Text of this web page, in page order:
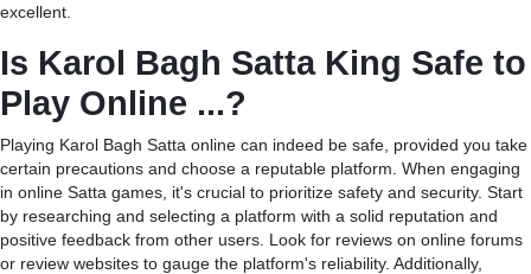
excellent.
Is Karol Bagh Satta King Safe to
Play Online ...?
Playing Karol Bagh Satta online can indeed be safe, provided you take
certain precautions and choose a reputable platform. When engaging
in online Satta games, it's crucial to prioritize safety and security. Start
by researching and selecting a platform with a solid reputation and
positive feedback from other users. Look for reviews on online forums
or review websites to gauge the platform's reliability. Additionally,